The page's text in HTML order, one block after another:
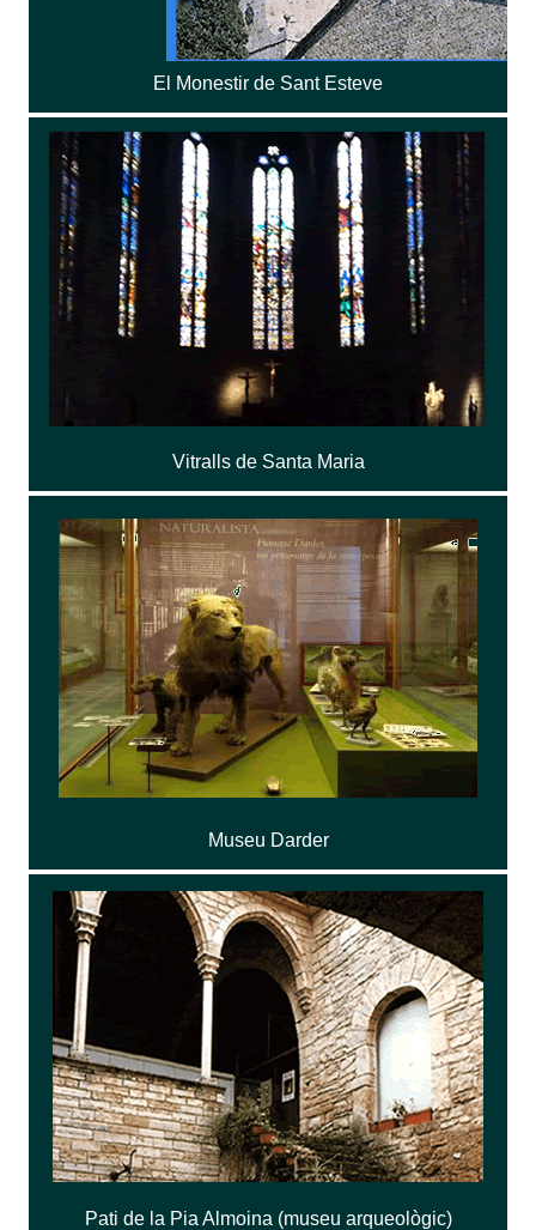
El Monestir de Sant Esteve
Vitralls de Santa Maria
Museu Darder
Pati de la Pia Almoina (museu arqueològic)